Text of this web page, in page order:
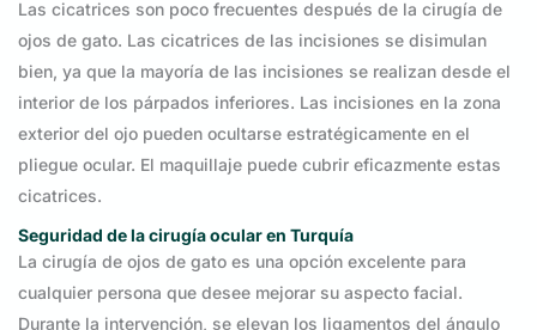
Las cicatrices son poco frecuentes después de la cirugía de
ojos de gato. Las cicatrices de las incisiones se disimulan
bien, ya que la mayoría de las incisiones se realizan desde el
interior de los párpados inferiores. Las incisiones en la zona
exterior del ojo pueden ocultarse estratégicamente en el
pliegue ocular. El maquillaje puede cubrir eficazmente estas
cicatrices.
Seguridad de la cirugía ocular en Turquía
La cirugía de ojos de gato es una opción excelente para
cualquier persona que desee mejorar su aspecto facial.
Durante la intervención, se elevan los ligamentos del ángulo